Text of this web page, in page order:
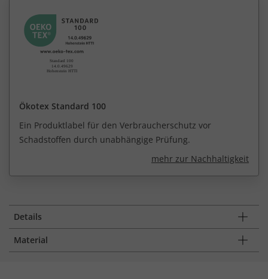
Ökotex Standard 100
Ein Produktlabel für den Verbraucherschutz vor
Schadstoffen durch unabhängige Prüfung.
mehr zur Nachhaltigkeit
Details
Material